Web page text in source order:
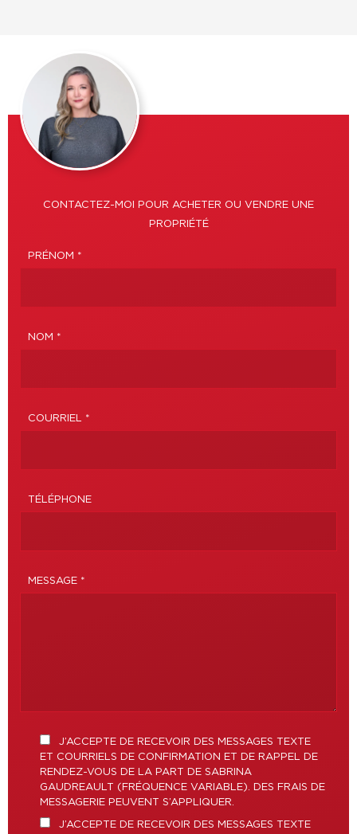
CONTACTEZ-MOI POUR ACHETER OU VENDRE UNE
PROPRIÉTÉ
PRÉNOM *
NOM *
COURRIEL *
TÉLÉPHONE
MESSAGE *
J’ACCEPTE DE RECEVOIR DES MESSAGES TEXTE
ET COURRIELS DE CONFIRMATION ET DE RAPPEL DE
RENDEZ-VOUS DE LA PART DE SABRINA
GAUDREAULT (FRÉQUENCE VARIABLE). DES FRAIS DE
MESSAGERIE PEUVENT S’APPLIQUER.
J’ACCEPTE DE RECEVOIR DES MESSAGES TEXTE